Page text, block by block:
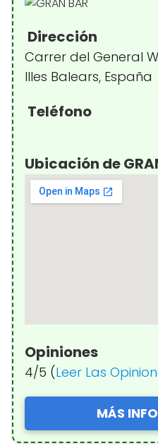
Dirección
Carrer del General
Illes Balears, España
Teléfono
Ubicación de
Opiniones
4/5 (Leer Las
MÁS